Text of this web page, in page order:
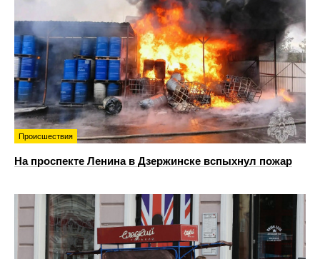
Происшествия
На проспекте Ленина в Дзержинске вспыхнул пожар